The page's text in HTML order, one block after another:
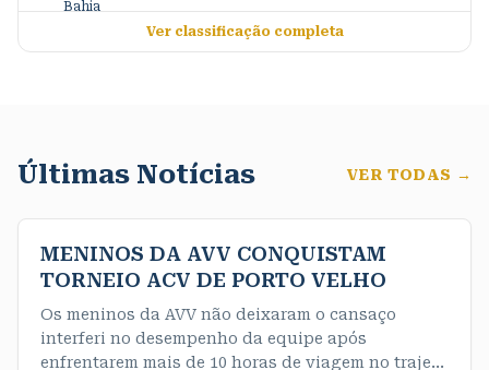
Ver classificação completa
Últimas Notícias VER TODAS →
MENINOS DA AVV CONQUISTAM
TORNEIO ACV DE PORTO VELHO
Os meninos da AVV não deixaram o cansaço
interferi no desempenho da equipe após
enfrentarem mais de 10 horas de viagem no trajeto